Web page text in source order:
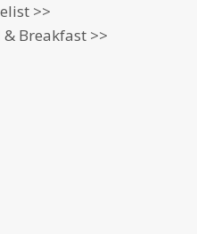
>>
& Breakfast >>